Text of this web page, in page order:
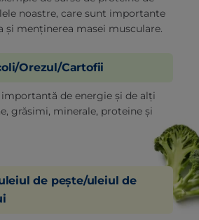
noastre, care sunt importante
și menținerea masei musculare.
Orezul/Cartofii
de energie și de alți
grăsimi, minerale, proteine și
de pește/uleiul de